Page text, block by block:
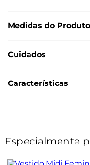
Medidas do Produto
Cuidados
Características
Especialmente